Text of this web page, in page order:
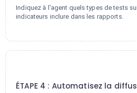
Indiquez à l'agent quels types de tests
indicateurs inclure dans les rapports.
ÉTAPE 4 : Automatisez la